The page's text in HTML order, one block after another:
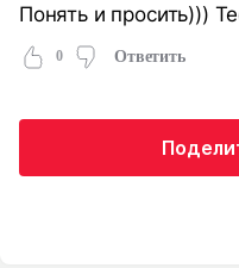
Понять и просить)))
0 Ответить